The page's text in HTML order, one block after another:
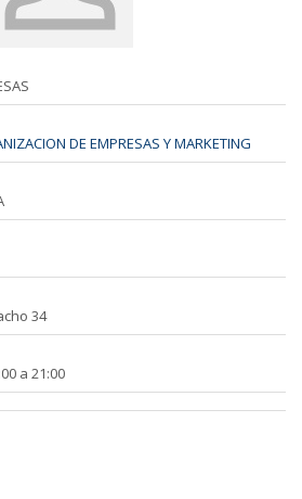
DE EMPRESAS Y MARKETING
34
a 21:00